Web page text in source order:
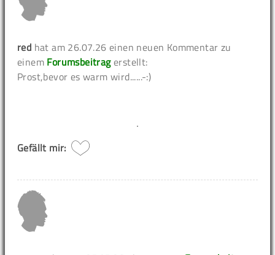
red hat am 26.07.26 einen neuen Kommentar zu
einem Forumsbeitragerstellt:
Prost,bevor es warm wird......-:)
Gefällt mir: